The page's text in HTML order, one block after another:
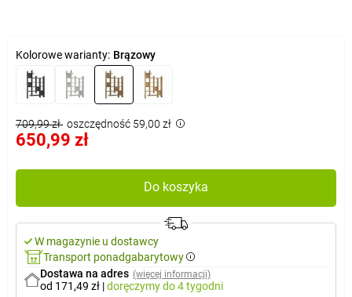
Kolorowe warianty: Brązowy
709,99 zł oszczędność 59,00 zł
650,99 zł
Do koszyka
W magazynie u dostawcy
Transport ponadgabarytowy
Dostawa na adres (więcej informacji)
od 171,49 zł |doręczymydo 4 tygodni